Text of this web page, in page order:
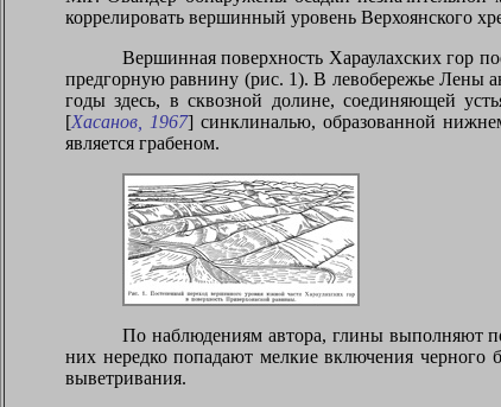
коррелировать вершинный уровень Верхоянского
Вершинная поверхность Хараулахских гор
предгорную равнину (рис. 1). В левобережье Лены
годы здесь, в сквозной долине, соединяющей
[Хасанов, 1967] синклиналью, образованной
является грабеном.
По наблюдениям автора, глины выполняют
них нередко попадают мелкие включения черного
выветривания.